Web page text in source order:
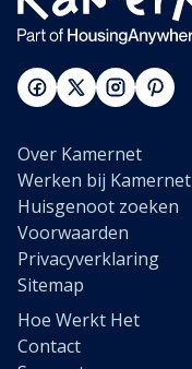
Over Kamernet
Werken bij Kamernet
Huisgenoot zoeken
Voorwaarden
Privacyverklaring
Sitemap
Hoe Werkt Het
Contact